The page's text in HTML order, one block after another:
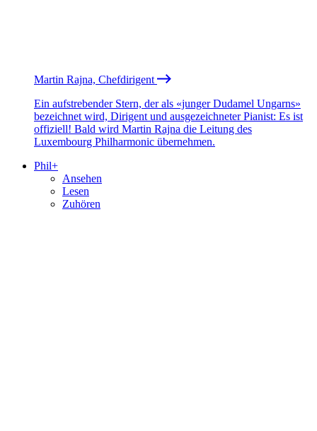
Martin Rajna, Chefdirigent
Ein aufstrebender Stern, der als «junger Dudamel Ungarns»
bezeichnet wird, Dirigent und ausgezeichneter Pianist: Es ist
offiziell! Bald wird Martin Rajna die Leitung des
Luxembourg Philharmonic übernehmen.
Phil+
Ansehen
Lesen
Zuhören